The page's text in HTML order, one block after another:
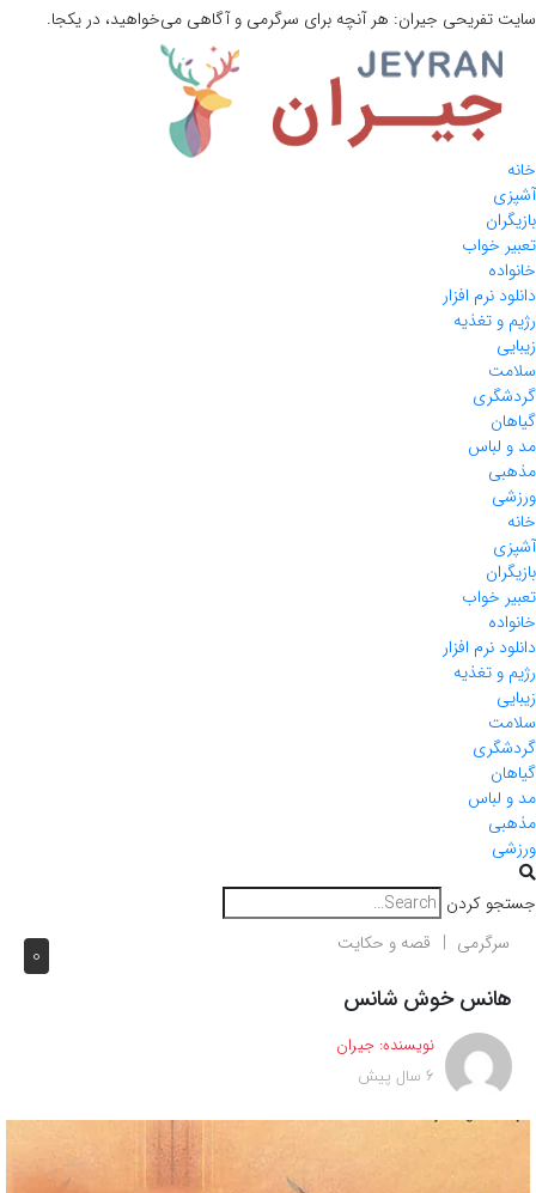
سایت تفریحی جیران: هر آنچه برای سرگرمی و آگاهی می‌خواهید، در یکجا.
خانه
آشپزی
بازیگران
تعبیر خواب
خانواده
دانلود نرم افزار
رژیم و تغذیه
زیبایی
سلامت
گردشگری
گیاهان
مد و لباس
مذهبی
ورزشی
خانه
آشپزی
بازیگران
تعبیر خواب
خانواده
دانلود نرم افزار
رژیم و تغذیه
زیبایی
سلامت
گردشگری
گیاهان
مد و لباس
مذهبی
ورزشی
جستجو کردن
0 سرگرمی قصه و حکایت
هانس خوش شانس
نویسنده: جیران
6 سال پیش